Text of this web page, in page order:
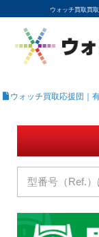
ウォッチ買取買取
YouTubeで動画
ROLEXモデル名
高級時計ブラン
地域から買取店
店舗名から買取
ブランド時計を
買取査定を依頼す
ウォッチ買取応援団｜